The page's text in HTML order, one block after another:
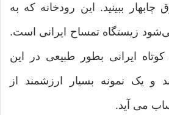
چابهار ببینید. این رودخانه که به
زیستگاه تمساح ایرانی است.
کوتاه ایرانی بطور طبیعی در این
و یک نمونه بسیار ارزشمند از
می آید.